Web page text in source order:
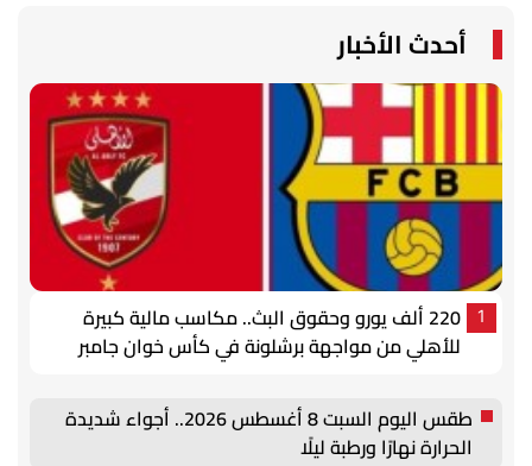
أحدث الأخبار
1
220 ألف يورو وحقوق البث.. مكاسب مالية كبيرة
للأهلي من مواجهة برشلونة في كأس خوان جامبر
طقس اليوم السبت 8 أغسطس 2026.. أجواء شديدة
الحرارة نهارًا ورطبة ليلًا